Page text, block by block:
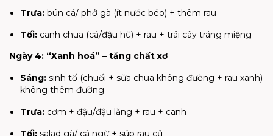
Trưa: bún cá/ phở gà (ít nước béo) + thêm rau
Tối: canh chua (cá/đậu hũ) + rau + trái cây tráng miệng
Ngày 4: “Xanh hoá” – tăng chất xơ
Sáng: sinh tố (chuối + sữa chua không đường + rau xanh)
không thêm đường
Trưa: cơm + đậu/đậu lăng + rau + canh
Tối: salad gà/ cá ngừ + súp rau củ